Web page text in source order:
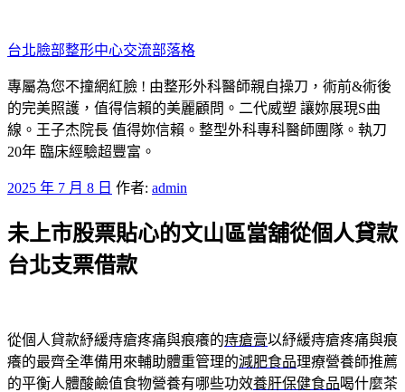
至
主
要
內
容
台北臉部整形中心交流部落格
專屬為您不撞網紅臉 ! 由整形外科醫師親自操刀，術前&術後
的完美照護，值得信賴的美麗顧問。二代威塑 讓妳展現S曲
線。王子杰院長 值得妳信賴。整型外科專科醫師團隊。執刀
20年 臨床經驗超豐富。
發
於
2025 年 7 月 8 日 作者: admin
未上市股票貼心的文山區當舖從個人貸款
台北支票借款
從個人貸款紓緩痔瘡疼痛與痕癢的痔瘡膏以紓緩痔瘡疼痛與痕
癢的最齊全準備用來輔助體重管理的減肥食品理療營養師推薦
的平衡人體酸鹼值食物營養有哪些功效養肝保健食品喝什麼茶